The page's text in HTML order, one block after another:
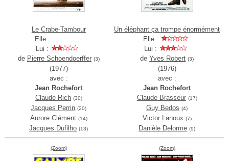
Le Crabe-Tambour
Elle :
Lui :
de Pierre Schoendoerffer (3)
(1977)
avec :
Jean Rochefort
Claude Rich (30)
Jacques Perrin (20)
Aurore Clément (14)
Jacques Dufilho (13)
Un éléphant ça trompe énormément
Elle :
Lui :
deYves Robert (3)
(1976)
avec :
Jean Rochefort
Claude Brasseur (17)
Guy Bedos (4)
Victor Lanoux (7)
Danièle Delorme (9)
(Zoom) (Zoom)